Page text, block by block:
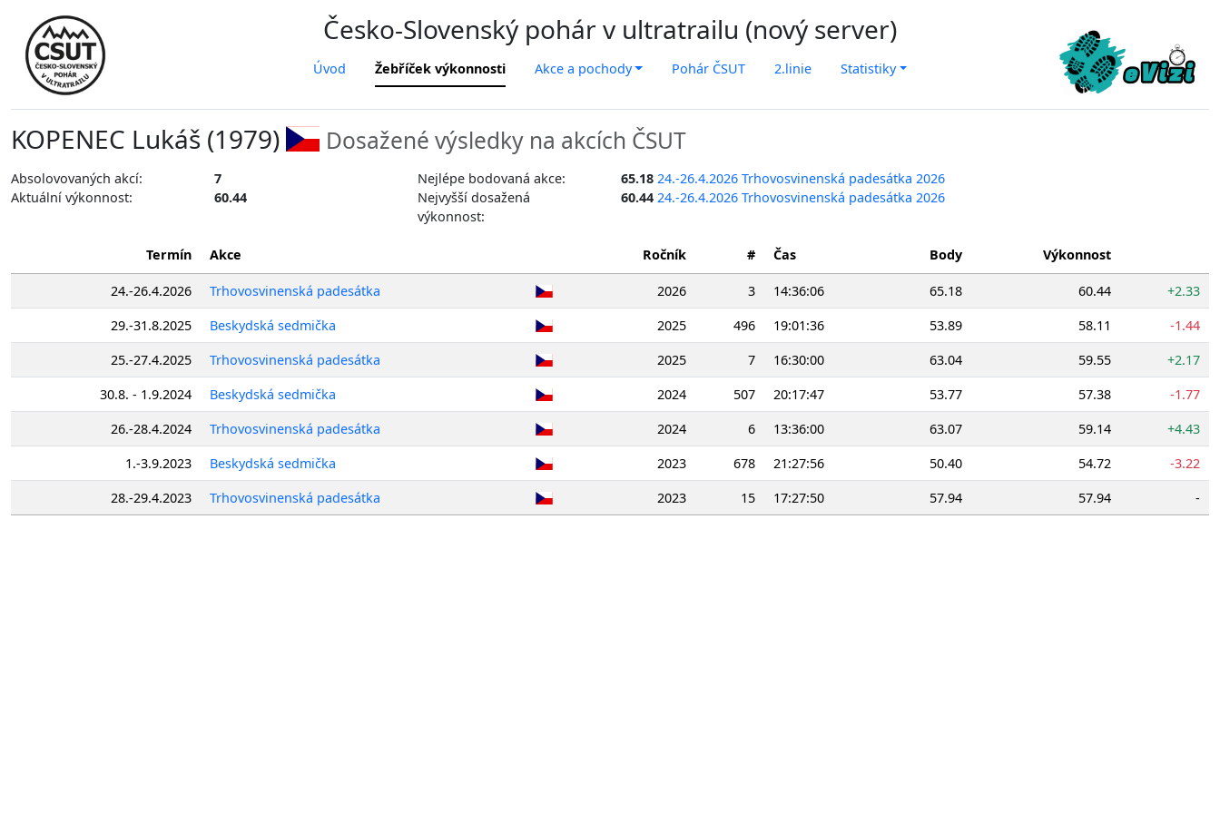
Česko-Slovenský pohár v ultratrailu (nový server)
Úvod Žebříček výkonnosti Akce a pochody Pohár ČSUT 2.linie Statistiky
KOPENEC Lukáš (1979) Dosažené výsledky na akcích ČSUT
Absolovovaných akcí: 7 Nejlépe bodovaná akce: 65.18 24.-26.4.2026 Trhovosvinenská padesátka 2026
Aktuální výkonnost:
60.44
Nejvyšší dosažená
výkonnost:
60.44 24.-26.4.2026 Trhovosvinenská padesátka 2026
Termín Akce Ročník # Čas Body Výkonnost
24.-26.4.2026 Trhovosvinenská padesátka 2026 3 14:36:06 65.18 60.44
+2.33
29.-31.8.2025
Beskydská sedmička 2025 496 19:01:36 53.89 58.11
-1.44
25.-27.4.2025
Trhovosvinenská padesátka 2025 7 16:30:00 63.04 59.55
+2.17
30.8. - 1.9.2024
Beskydská sedmička 2024 507 20:17:47 53.77 57.38
-1.77
26.-28.4.2024
Trhovosvinenská padesátka 2024 6 13:36:00 63.07 59.14
+4.43
1.-3.9.2023
Beskydská sedmička 2023 678 21:27:56 50.40 54.72
-3.22
28.-29.4.2023
Trhovosvinenská padesátka 2023 15 17:27:50 57.94 57.94 -